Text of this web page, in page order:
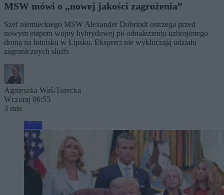
MSW mówi o „nowej jakości zagrożenia”
Szef niemieckiego MSW Alexander Dobrindt ostrzega przed
nowym etapem wojny hybrydowej po odnalezieniu uzbrojonego
drona na lotnisku w Lipsku. Eksperci nie wykluczają udziału
zagranicznych służb.
Agnieszka Waś-Turecka
Wczoraj 06:55
3 min